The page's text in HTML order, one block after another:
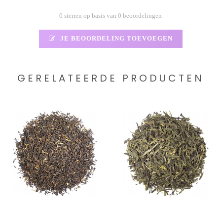
0 sterren op basis van 0 beoordelingen
JE BEOORDELING TOEVOEGEN
GERELATEERDE PRODUCTEN